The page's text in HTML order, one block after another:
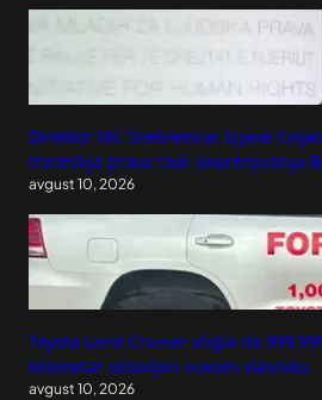
Direktor MC Srebrenice: Izjave
travestija prava radi iskorenjivanja
avgust 10, 2026
Toyota Land Cruiser stigla do
kilometar ostavljen novom vlasniku
avgust 10, 2026